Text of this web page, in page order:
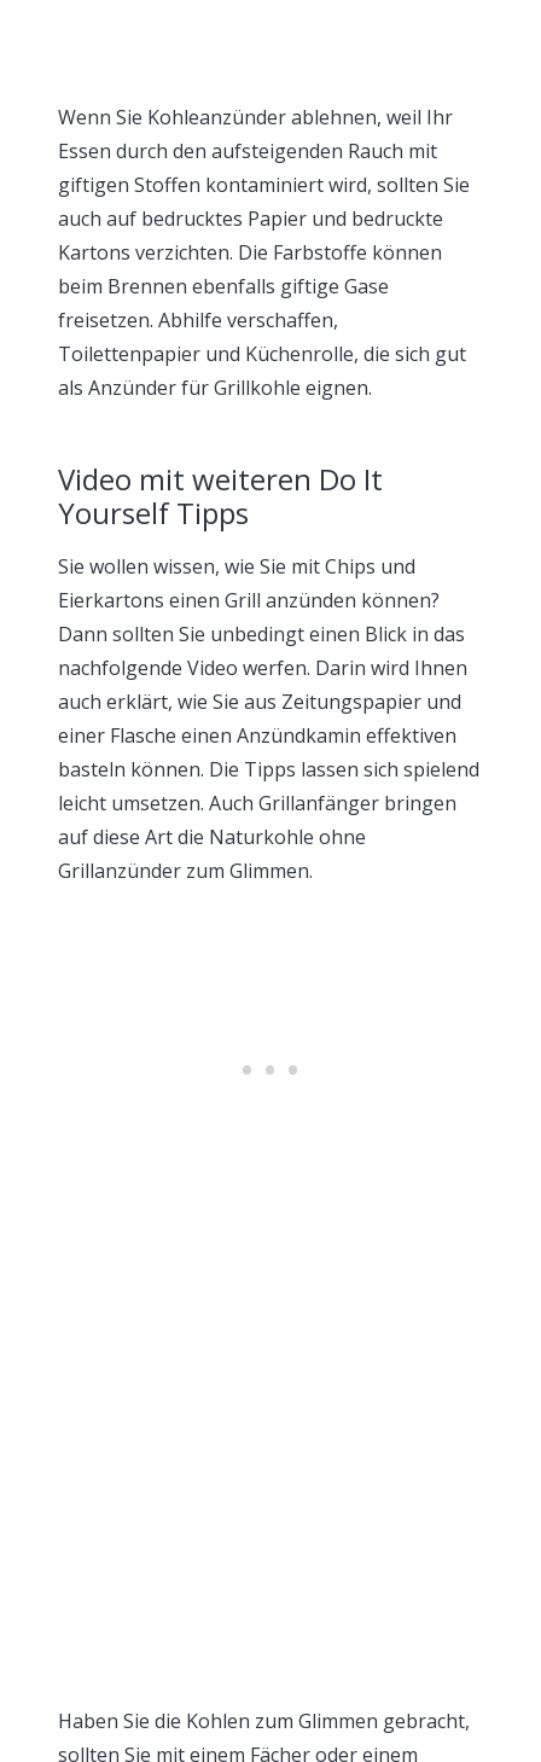
Wenn Sie Kohleanzünder ablehnen, weil Ihr
Essen durch den aufsteigenden Rauch mit
giftigen Stoffen kontaminiert wird, sollten Sie
auch auf bedrucktes Papier und bedruckte
Kartons verzichten. Die Farbstoffe können
beim Brennen ebenfalls giftige Gase
freisetzen. Abhilfe verschaffen,
Toilettenpapier und Küchenrolle, die sich gut
als Anzünder für Grillkohle eignen.
Video mit weiteren Do It
Yourself Tipps
Sie wollen wissen, wie Sie mit Chips und
Eierkartons einen Grill anzünden können?
Dann sollten Sie unbedingt einen Blick in das
nachfolgende Video werfen. Darin wird Ihnen
auch erklärt, wie Sie aus Zeitungspapier und
einer Flasche einen Anzündkamin effektiven
basteln können. Die Tipps lassen sich spielend
leicht umsetzen. Auch Grillanfänger bringen
auf diese Art die Naturkohle ohne
Grillanzünder zum Glimmen.
Haben Sie die Kohlen zum Glimmen gebracht,
sollten Sie mit einem Fächer oder einem